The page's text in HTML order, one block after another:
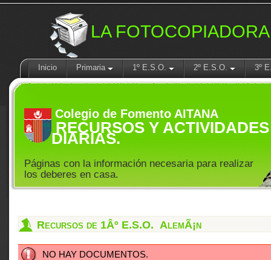
LA FOTOCOPIADORA
Inicio Primaria 1º E.S.O. 2º E.S.O. 3º
Colegio de Fomento AITANA
RECURSOS Y ACTIVIDADES
DIARIAS.
Páginas con la información necesaria para realizar
los deberes en casa.
Recursos de 1Âº E.S.O. AlemÃ¡n
NO HAY DOCUMENTOS.